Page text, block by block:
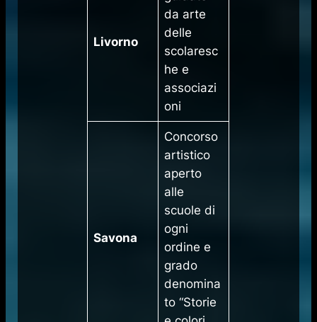
Livorno
da arte
delle
scolaresc
he e
associazi
oni
Savona
Concorso
artistico
aperto
alle
scuole di
ogni
ordine e
grado
denomina
to “Storie